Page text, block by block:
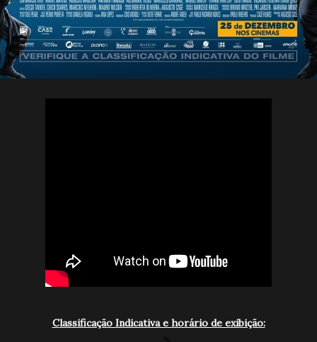
Classificação Indicativa e horário de exibição: